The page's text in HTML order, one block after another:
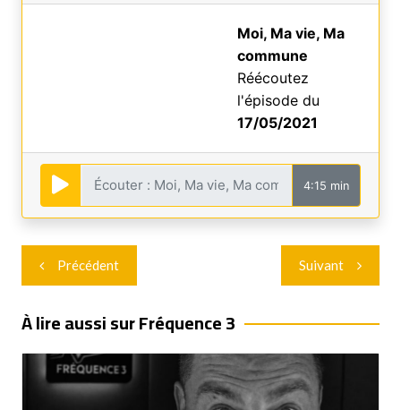
Moi, Ma vie, Ma
commune
Réécoutez
l'épisode du
17/05/2021
4:15 min
Navigation
de
l’article
Précédent Suivant
À lire aussi sur Fréquence 3